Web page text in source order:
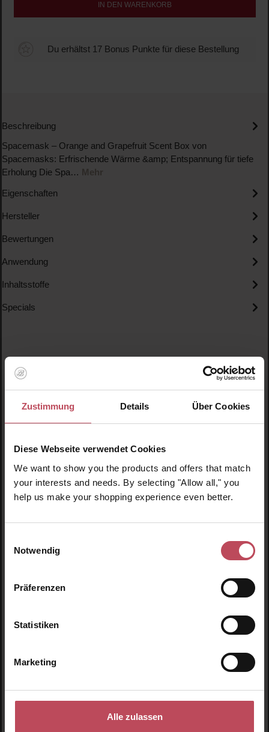
Zustimmung Details Über Cookies
Diese Webseite verwendet Cookies
We want to show you the products and offers that match
your interests and needs. By selecting "Allow all," you
help us make your shopping experience even better.
Notwendig
Präferenzen
Statistiken
Marketing
Alle zulassen
IN DEN WARENKORB
Du erhältst 17 Bonus Punkte für diese Bestellung
Beschreibung
Spacemask – Orange and Grapefruit Scent Box von
Spacemasks: Erfrischende Wärme &amp; Entspannung für tiefe
Erholung Die Spa… Mehr
Eigenschaften
Hersteller
Bewertungen
Anwendung
Inhaltsstoffe
Specials
Produktgalerie überspringen
Ähnliche Produkte